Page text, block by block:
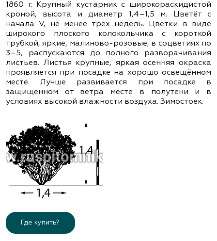
1860 г. Крупный кустарник с широкораскидистой
кроной, высота и диаметр 1,4–1,5 м. Цветёт с
начала V, не менее трёх недель. Цветки в виде
широкого плоского колокольчика с короткой
трубкой, яркие, малиново-розовые, в соцветиях по
3–5, распускаются до полного разворачивания
листьев. Листья крупные, яркая осенняя окраска
проявляется при посадке на хорошо освещённом
месте. Лучше развивается при посадке в
защищённом от ветра месте в полутени и в
условиях высокой влажности воздуха. Зимостоек.
Где купить?